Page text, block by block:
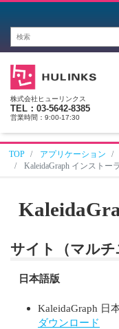
株式会社ヒューリンクス
TEL：03-5642-8385
営業時間：9:00-17:30
TOP アプリケーション
KaleidaGraph インストー
サイト（マルチ
日本語版
KaleidaGraph 日
ダウンロード